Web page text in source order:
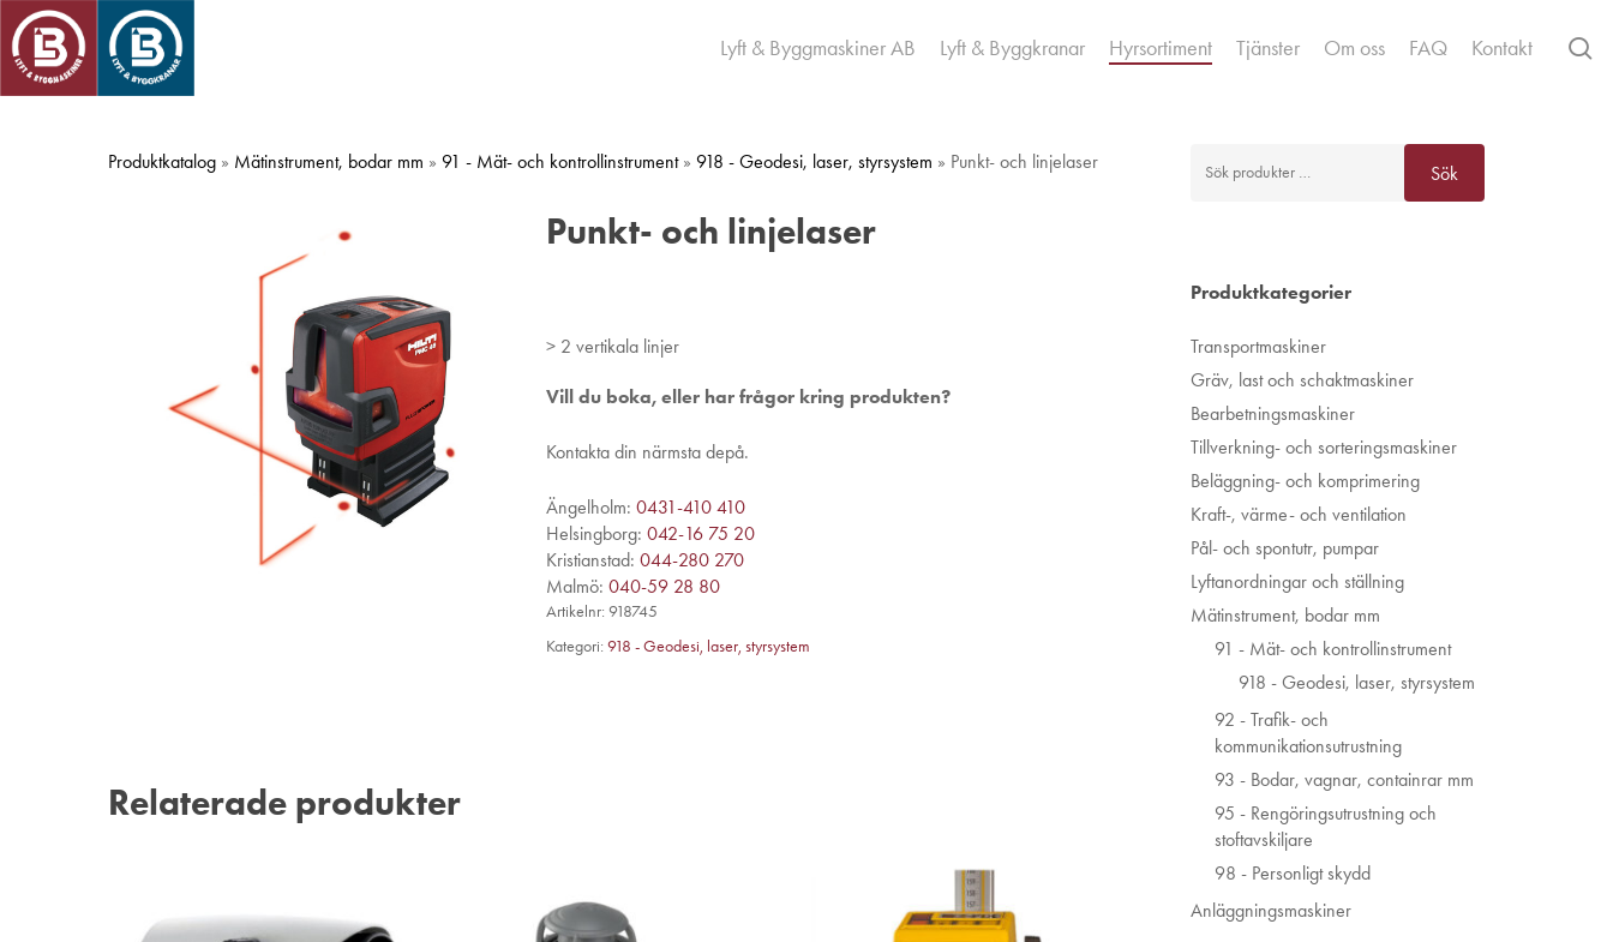
Skip
main
content
Lyft & Byggmaskiner AB Lyft & Byggkranar Hyrsortiment Tjänster Om oss FAQ Kontakt
Produktkatalog » Mätinstrument, bodar mm » 91 - Mät- och kontrollinstrument» 918 - Geodesi, laser, styrsystem » Punkt- och linjelaser
Punkt- och linjelaser
> 2 vertikala linjer
Vill du boka, eller har frågor kring produkten?
Kontakta din närmsta depå.
Ängelholm: 0431-410 410
Helsingborg: 042-16 75 20
Kristianstad: 044-280 270
Malmö: 040-59 28 80
Artikelnr: 918745
Kategori: 918 - Geodesi, laser, styrsystem
Relaterade produkter
efter:
Sök
Produktkategorier
Transportmaskiner
Gräv, last och schaktmaskiner
Bearbetningsmaskiner
Tillverkning- och sorteringsmaskiner
Beläggning- och komprimering
Kraft-, värme- och ventilation
Pål- och spontutr, pumpar
Lyftanordningar och ställning
Mätinstrument, bodar mm
91 - Mät- och kontrollinstrument
918 - Geodesi, laser, styrsystem
92 - Trafik- och
kommunikationsutrustning
93 - Bodar, vagnar, containrar mm
95 - Rengöringsutrustning och
stoftavskiljare
98 - Personligt skydd
Anläggningsmaskiner